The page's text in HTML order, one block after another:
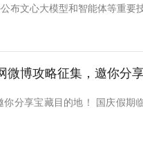
布文心大模型和智能体等重要
微博攻略征集，邀你分
分享宝藏目的地！ 国庆假期